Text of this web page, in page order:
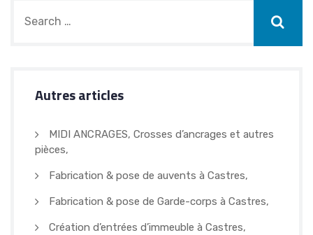
Autres articles
MIDI ANCRAGES, Crosses d’ancrages et autres
pièces,
Fabrication & pose de auvents à Castres,
Fabrication & pose de Garde-corps à Castres,
Création d’entrées d’immeuble à Castres,